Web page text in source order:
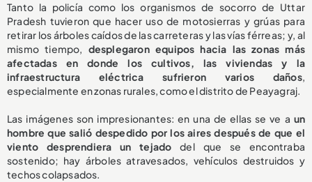
Tanto la policía como los organismos de socorro de Uttar
Pradesh tuvieron que hacer uso de motosierras y grúas para
retirar los árboles caídos de las carreteras y las vías férreas; y, al
mismo tiempo, desplegaron equipos hacia las zonas más
afectadas en donde los cultivos, las viviendas y la
infraestructura eléctrica sufrieron varios daños,
especialmente en zonas rurales, como el distrito de Peayagraj.
Las imágenes son impresionantes: en una de ellas se ve a un
hombre que salió despedido por los aires después de que el
viento desprendiera un tejado del que se encontraba
sostenido; hay árboles atravesados, vehículos destruidos y
techos colapsados.